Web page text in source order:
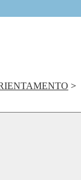
>